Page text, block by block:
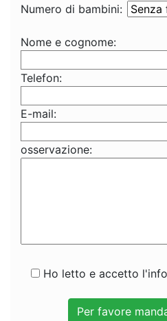
Numero di bambini:
Nome e cognome:
Telefon:
E-mail:
osservazione:
Ho letto e accetto